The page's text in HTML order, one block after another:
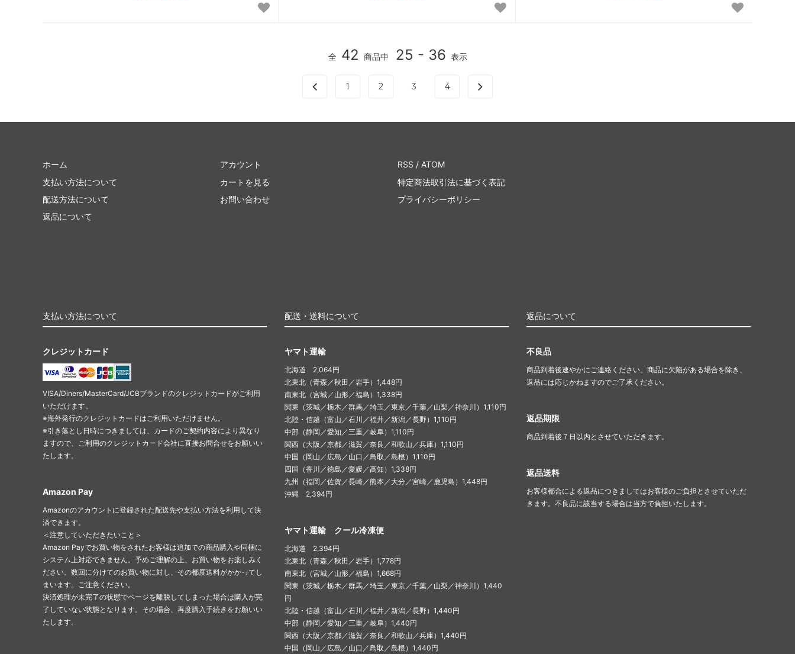
全 42 商品中 25 - 36 表示
1 2 3 4
ホーム
支払い方法について
配送方法について
返品について
アカウント
カートを見る
お問い合わせ
RSS / ATOM
特定商法取引法に基づく表記
プライバシーポリシー
支払い方法について
クレジットカード
VISA/Diners/MasterCard/JCBブランドのクレジットカードがご利用
いただけます。
※海外発行のクレジットカードはご利用いただけません。
※引き落とし日時につきましては、カードのご契約内容により異なり
ますので、ご利用のクレジットカード会社に直接お問合せをお願いい
たします。
Amazon Pay
Amazonのアカウントに登録された配送先や支払い方法を利用して決
済できます。
＜注意していただきたいこと＞
Amazon Payでお買い物をされたお客様は追加での商品購入や同梱に
システム上対応できません。予めご理解の上、お買い物をお楽しみく
ださい。数回に分けてのお買い物に対し、その都度送料がかかってし
まいます。ご注意ください。
決済処理が未完了の状態でページを離脱してしまった場合は購入が完
了していない状態となります。その場合、再度購入手続きをお願いい
たします。
配送・送料について
ヤマト運輸
北海道 2,064円
北東北（青森／秋田／岩手）1,448円
南東北（宮城／山形／福島）1,338円
関東（茨城／栃木／群馬／埼玉／東京／千葉／山梨／神奈川）1,110円
北陸・信越（富山／石川／福井／新潟／長野）1,110円
中部（静岡／愛知／三重／岐阜）1,110円
関西（大阪／京都／滋賀／奈良／和歌山／兵庫）1,110円
中国（岡山／広島／山口／鳥取／島根）1,110円
四国（香川／徳島／愛媛／高知）1,338円
九州（福岡／佐賀／長崎／熊本／大分／宮崎／鹿児島）1,448円
沖縄 2,394円
ヤマト運輸 クール冷凍便
北海道 2,394円
北東北（青森／秋田／岩手）1,778円
南東北（宮城／山形／福島）1,668円
関東（茨城／栃木／群馬／埼玉／東京／千葉／山梨／神奈川）1,440
円
北陸・信越（富山／石川／福井／新潟／長野）1,440円
中部（静岡／愛知／三重／岐阜）1,440円
関西（大阪／京都／滋賀／奈良／和歌山／兵庫）1,440円
中国（岡山／広島／山口／鳥取／島根）1,440円
返品について
不良品
商品到着後速やかにご連絡ください。商品に欠陥がある場合を除き、
返品には応じかねますのでご了承ください。
返品期限
商品到着後７日以内とさせていただきます。
返品送料
お客様都合による返品につきましてはお客様のご負担とさせていただ
きます。不良品に該当する場合は当方で負担いたします。